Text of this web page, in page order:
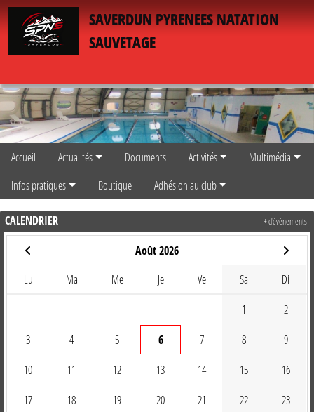
SAVERDUN PYRENEES NATATION
SAUVETAGE
Accueil Actualités Documents Activités
Multimédia
Infos pratiques
Boutique Adhésion au club
CALENDRIER
Août 2026
Lu Ma Me Je Ve Sa Di
1 2
3 4 5 6 7 8 9
10 11 12 13 14 15 16
17 18 19 20 21 22 23
+ d'évènements
Panneau de gestion des cookies